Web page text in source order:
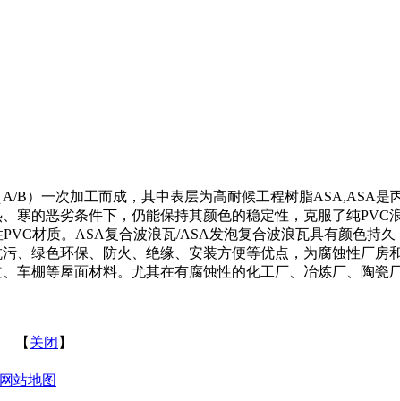
）一次加工而成，其中表层为高耐候工程树脂ASA,ASA是
寒的恶劣条件下，仍能保持其颜色的稳定性，克服了纯
材质。ASA复合波浪瓦/ASA发泡复合波浪瓦具有颜色持
、绿色环保、防火、绝缘、安装方便等优点，为腐蚀性厂
车棚等屋面材料。尤其在有腐蚀性的化工厂、冶炼厂、陶
【 关闭 】
网站地图